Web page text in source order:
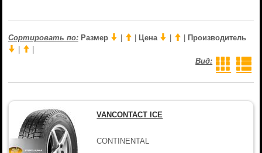
Сортировать по: Размер Цена
Производитель
Вид:
VANCONTACT ICE
CONTINENTAL